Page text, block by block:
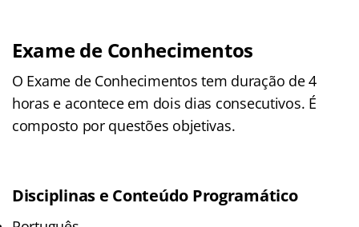
Exame de Conhecimentos
O Exame de Conhecimentos tem duração de 4
horas e acontece em dois dias consecutivos. É
composto por questões objetivas.
Disciplinas e Conteúdo Programático